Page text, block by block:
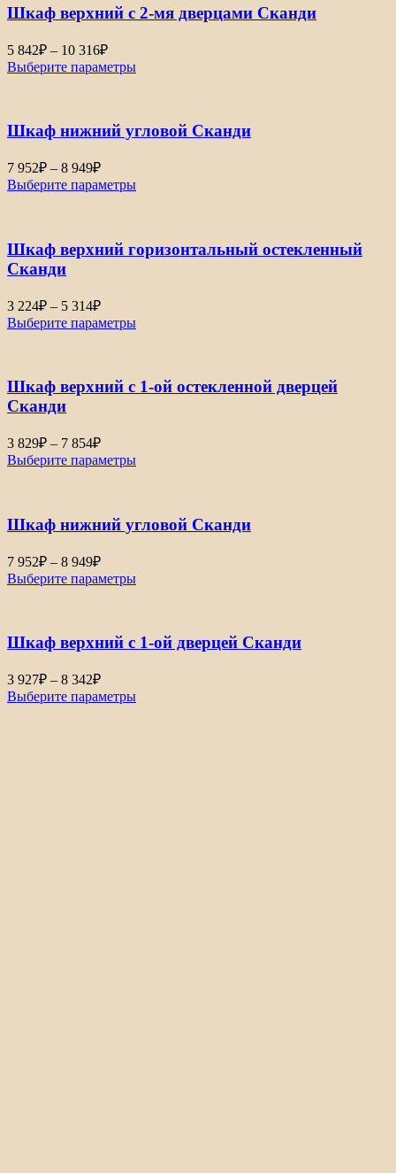
Шкаф верхний с 2-мя дверцами Сканди
5 842₽ – 10 316₽Диапазон
цен:
5
10
Выберите параметры
Шкаф нижний угловой Сканди
7 952₽ – 8 949₽Диапазон
цен:
7
8
Выберите параметры
Шкаф верхний горизонтальный остекленный
Сканди
3 224₽ – 5 314₽Диапазон
цен:
3
5
Выберите параметры
Шкаф верхний с 1-ой остекленной дверцей
Сканди
3 829₽ – 7 854₽Диапазон
цен:
3
7
Выберите параметры
Шкаф нижний угловой Сканди
7 952₽ – 8 949₽Диапазон
цен:
7
8
Выберите параметры
Шкаф верхний с 1-ой дверцей Сканди
3 927₽ – 8 342₽Диапазон
цен:
3
Выберите параметры